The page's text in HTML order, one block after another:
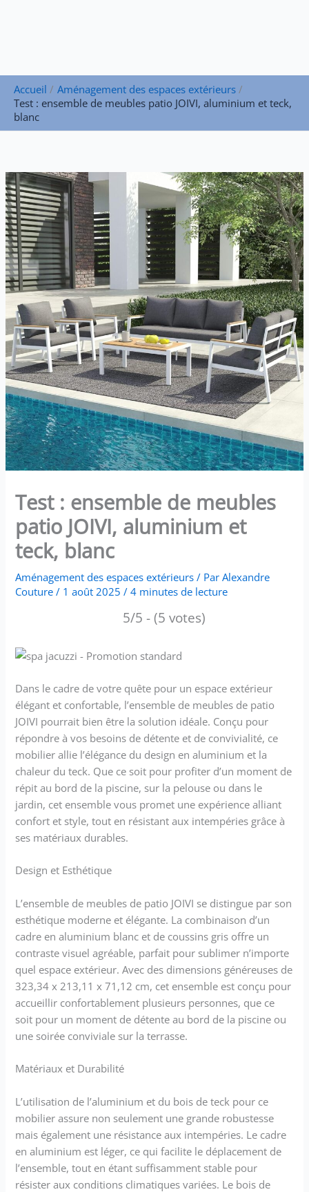
Accueil
Aménagement des espaces extérieurs
Test : ensemble de meubles patio JOIVI, aluminium et teck,
blanc
Test : ensemble de meubles
patio JOIVI, aluminium et
teck, blanc
Aménagement des espaces extérieurs / ParAlexandre
Couture/ 1 août 2025/4 minutes de lecture
5/5 - (5 votes)
Dans le cadre de votre quête pour un espace extérieur
élégant et confortable, l’ensemble de meubles de patio
JOIVI pourrait bien être la solution idéale. Conçu pour
répondre à vos besoins de détente et de convivialité, ce
mobilier allie l’élégance du design en aluminium et la
chaleur du teck. Que ce soit pour profiter d’un moment de
répit au bord de la piscine, sur la pelouse ou dans le
jardin, cet ensemble vous promet une expérience alliant
confort et style, tout en résistant aux intempéries grâce à
ses matériaux durables.
Design et Esthétique
L’ensemble de meubles de patio JOIVI se distingue par son
esthétique moderne et élégante. La combinaison d’un
cadre en aluminium blanc et de coussins gris offre un
contraste visuel agréable, parfait pour sublimer n’importe
quel espace extérieur. Avec des dimensions généreuses de
323,34 x 213,11 x 71,12 cm, cet ensemble est conçu pour
accueillir confortablement plusieurs personnes, que ce
soit pour un moment de détente au bord de la piscine ou
une soirée conviviale sur la terrasse.
Matériaux et Durabilité
L’utilisation de l’aluminium et du bois de teck pour ce
mobilier assure non seulement une grande robustesse
mais également une résistance aux intempéries. Le cadre
en aluminium est léger, ce qui facilite le déplacement de
l’ensemble, tout en étant suffisamment stable pour
résister aux conditions climatiques variées. Le bois de